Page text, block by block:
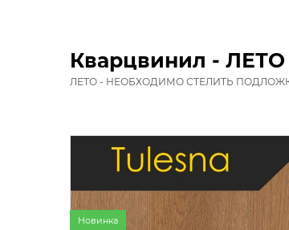
Кварцвинил -
ЛЕТО - НЕОБХОДИМО СТЕЛИТЬ
Новинка